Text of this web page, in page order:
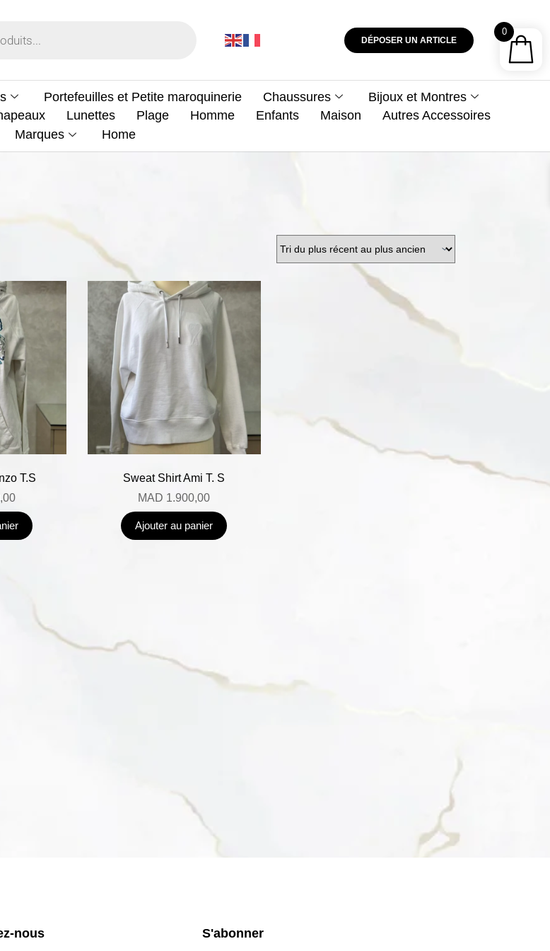
DÉPOSER UN ARTICLE
Portefeuilles et Petite maroquinerie Chaussures
Bijoux et Montres
Lunettes Plage Homme Enfants Maison
Autres Accessoires
Marques
Home
T.S
Sweat Shirt Ami T. S
MAD 1.900,00
Ajouter au panier
nous S'abonner
0